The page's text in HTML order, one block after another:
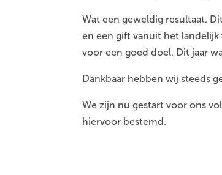
Wat een geweldig resultaat.
en een gift vanuit het
voor een goed doel. Dit jaar
Dankbaar hebben wij steeds
We zijn nu gestart voor ons
hiervoor bestemd.